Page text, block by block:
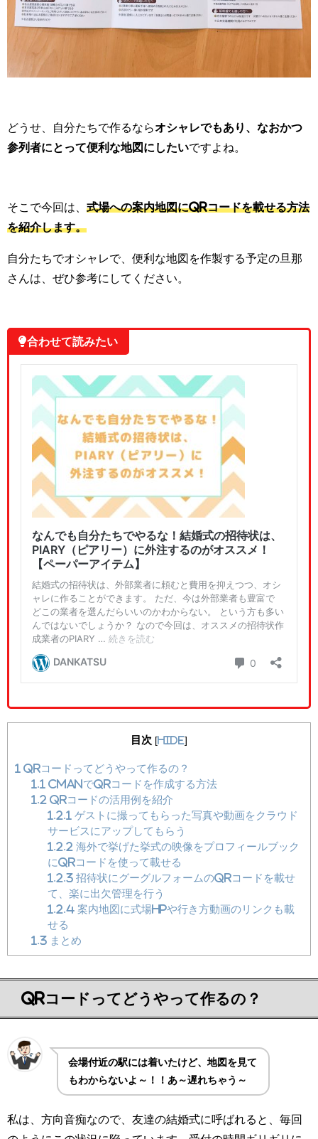
どうせ、自分たちで作るならオシャレでもあり、なおかつ
参列者にとって便利な地図にしたいですよね。
そこで今回は、 式場への案内地図にQRコードを載せる方法
を紹介します。
自分たちでオシャレで、便利な地図を作製する予定の旦那
さんは、ぜひ参考にしてください。
💡合わせて読みたい
目次 [hide]
1 QRコードってどうやって作るの？
1.1 CMANでQRコードを作成する方法
1.2 QRコードの活用例を紹介
1.2.1 ゲストに撮ってもらった写真や動画をクラウド
サービスにアップしてもらう
1.2.2 海外で挙げた挙式の映像をプロフィールブック
にQRコードを使って載せる
1.2.3招待状にグーグルフォームのQRコードを載せ
て、楽に出欠管理を行う
1.2.4案内地図に式場HPや行き方動画のリンクも載
せる
1.3まとめ
QRコードってどうやって作るの？
会場付近の駅には着いたけど、地図を見て
もわからないよ～！！あ～遅れちゃう～
私は、方向音痴なので、友達の結婚式に呼ばれると、毎回